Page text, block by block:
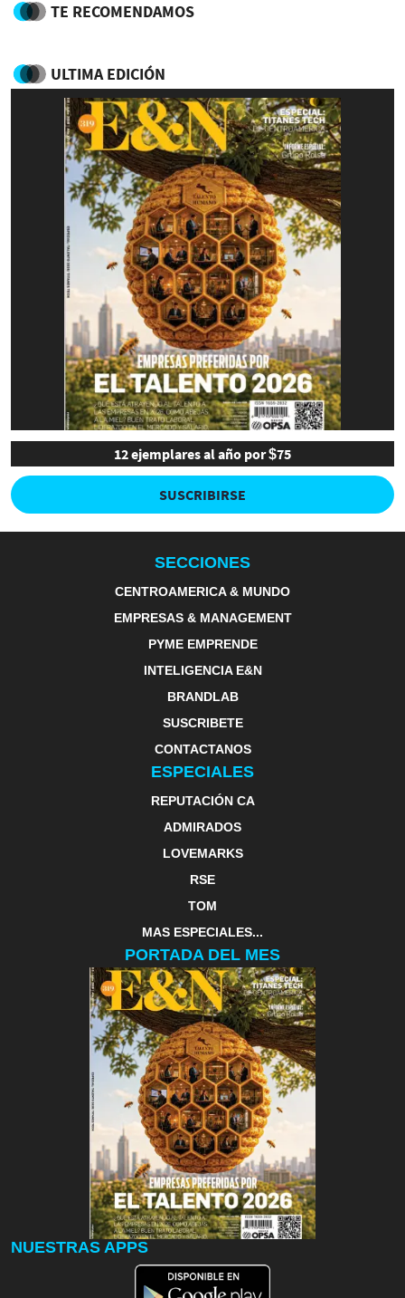
TE RECOMENDAMOS
ULTIMA EDICIÓN
12 ejemplares al año por $75
SUSCRIBIRSE
SECCIONES
CENTROAMERICA & MUNDO
EMPRESAS & MANAGEMENT
PYME EMPRENDE
INTELIGENCIA E&N
BRANDLAB
SUSCRIBETE
CONTACTANOS
ESPECIALES
REPUTACIÓN CA
ADMIRADOS
LOVEMARKS
RSE
TOM
MAS ESPECIALES...
PORTADA DEL MES
NUESTRAS APPS